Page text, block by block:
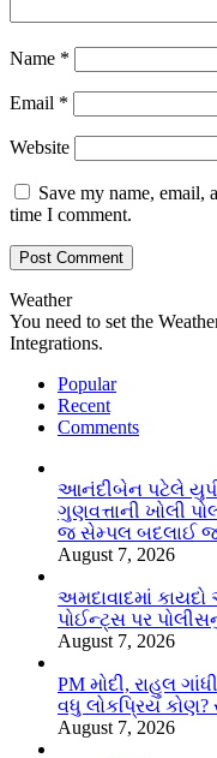
Name *
Email *
Website
Save my name, email,
time I comment.
Weather
You need to set the
Integrations.
Popular
Recent
Comments
આનંદીબેન પટેલે
ગુણવત્તાની ખોલી
જ સેમ્પલ બદલાઈ
August 7, 2026
અમદાવાદમાં
પોઈન્ટ્સ પર
August 7, 2026
PM મોદી, રાહુલ
વધુ લોકપ્રિય
August 7, 2026